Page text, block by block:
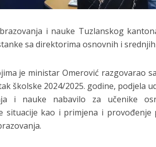
i nauke Tuzlanskog
sa direktorima osnovnih i
je ministar Omerović razgovarao
školske 2024/2025. godine, podjela
i nauke nabavilo za učenike
situacije kao i primjena i